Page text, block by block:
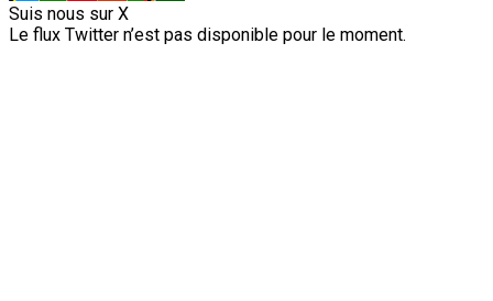
Suis nous sur X
Le flux Twitter n’est pas disponible pour le moment.